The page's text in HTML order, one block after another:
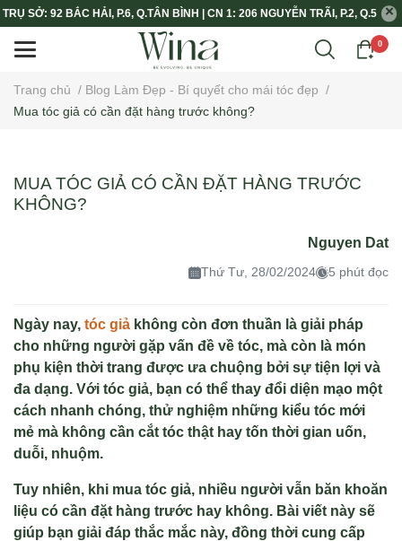
TRỤ SỞ: 92 BẮC HẢI, P.6, Q.TÂN BÌNH | CN 1: 206 NGUYỄN TRÃI, P.2, Q.5
0
Trang chủ / Blog Làm Đẹp - Bí quyết cho mái tóc đẹp /
​​​​​​​Mua tóc giả có cần đặt hàng trước không?
​​​​​​​MUA TÓC GIẢ CÓ CẦN ĐẶT HÀNG TRƯỚC
KHÔNG?
Nguyen Dat
Thứ Tư, 28/02/2024 5 phút đọc
Ngày nay, tóc giả không còn đơn thuần là giải pháp
cho những người gặp vấn đề về tóc, mà còn là món
phụ kiện thời trang được ưa chuộng bởi sự tiện lợi và
đa dạng. Với tóc giả, bạn có thể thay đổi diện mạo một
cách nhanh chóng, thử nghiệm những kiểu tóc mới
mẻ mà không cần cắt tóc thật hay tốn thời gian uốn,
duỗi, nhuộm.
Tuy nhiên, khi mua tóc giả, nhiều người vẫn băn khoăn
liệu có cần đặt hàng trước hay không. Bài viết này sẽ
giúp bạn giải đáp thắc mắc này, đồng thời cung cấp